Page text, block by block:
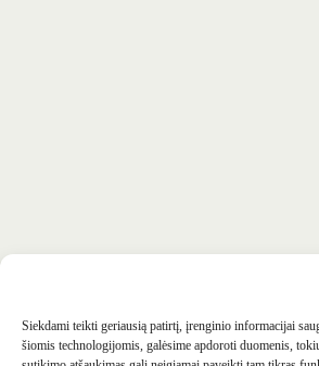
Siekdami teikti geriausią patirtį, įrenginio informacijai
šiomis technologijomis, galėsime apdoroti duomenis,